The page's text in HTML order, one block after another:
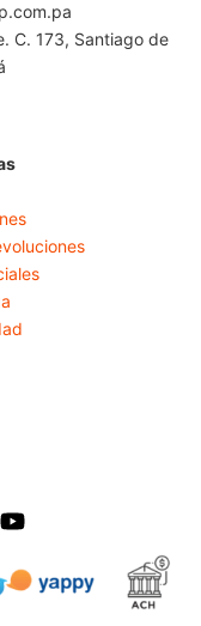
C. 173, Santiago de